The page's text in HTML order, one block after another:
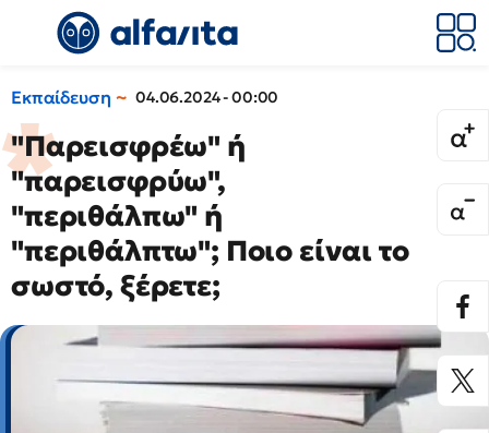
Εκπαίδευση 04.06.2024 - 00:00
"Παρεισφρέω" ή
"παρεισφρύω",
"περιθάλπω" ή
"περιθάλπτω"; Ποιο είναι το
σωστό, ξέρετε;